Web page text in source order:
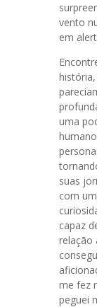
vento
em
uma
suas
com
capaz
relação
me fez
peguei